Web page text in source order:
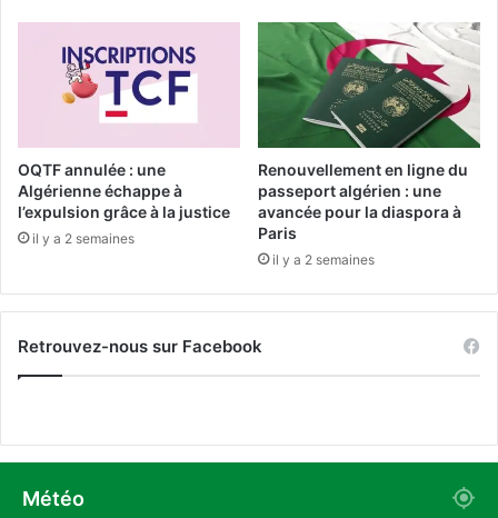
p
g
r
a
n
r
r
t
s
d
g
e
o
c
OQTF annulée : une
Algérienne échappe à
l’expulsion grâce à la justice
il y a 2 semaines
Renouvellement en ligne du
passeport algérien : une
avancée pour la diaspora à
Paris
il y a 2 semaines
Retrouvez-nous sur Facebook
Météo